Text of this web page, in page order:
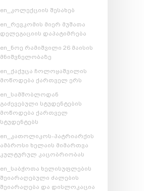
en_კოლექციის შესახებ
en_რევკომის მიერ მუშათა
დელეგაციის დაპატიმრება
en_ნოე რამიშვილი 26 მაისის
მნიშვნელობაზე
en_ქაქუცა ჩოლოყაშვილის
მოწოდება ქართველ ერს
en_სამშობლოდან
გაძევებული სტუდენტების
მოწოდება ქართველ
სტუდენტებს
en_კათოლიკოს-პატრიარქის
ამბროსი ხელაის მიმართვა
კულტურულ კაცობრიობას
en_საბჭოთა ხელისუფლების
შეიარაღებული ძალების
შეიარაღება და დისლოკაცია